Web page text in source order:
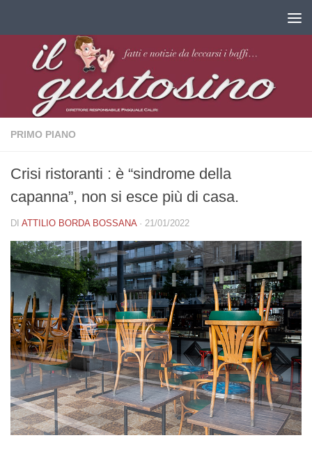
PRIMO PIANO
Crisi ristoranti : è “sindrome della
capanna”, non si esce più di casa.
DI ATTILIO BORDA BOSSANA · 21/01/2022